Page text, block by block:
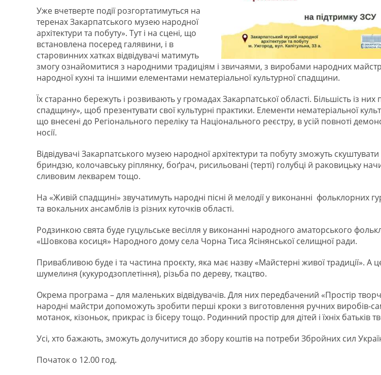
Уже вчетверте події розгортатимуться на
теренах Закарпатського музею народної
архітектури та побуту». Тут і на сцені, що
встановлена посеред галявини, і в
старовинних хатках відвідувачі матимуть
змогу ознайомитися з народними традиціям і звичаями, з виробами народних
народної кухні та іншими елементами нематеріальної культурної спадщини.
Їх старанно бережуть і розвивають у громадах Закарпатської області. Більшість із
спадщину», щоб презентувати свої культурні практики. Елементи нематеріальної
що внесені до Регіонального переліку та Національного реєстру, в усій повноті
носії.
Відвідувачі Закарпатського музею народної архітектури та побуту зможуть скуштувати
бриндзю, колочавську ріплянку, боґрач, рисильовані (терті) голубці й раковицьку
сливовим лекварем тощо.
На «Живій спадщині» звучатимуть народні пісні й мелодії у виконанні фольклорних
та вокальних ансамблів із різних куточків області.
Родзинкою свята буде гуцульське весілля у виконанні народного аматорського
«Шовкова косиця» Народного дому села Чорна Тиса Ясінянської селищної ради.
Привабливою буде і та частина проєкту, яка має назву «Майстерні живої традиції». А
шумелиня (кукуродзоплетіння), різьба по дереву, ткацтво.
Окрема програма – для маленьких відвідувачів. Для них передбачений «Простір
народні майстри допоможуть зробити перші кроки з виготовлення ручних виробів-
мотанок, кізоньок, прикрас із бісеру тощо. Родинний простір для дітей і їхніх батьків
Усі, хто бажають, зможуть долучитися до збору коштів на потреби Збройних сил
Початок о 12.00 год.